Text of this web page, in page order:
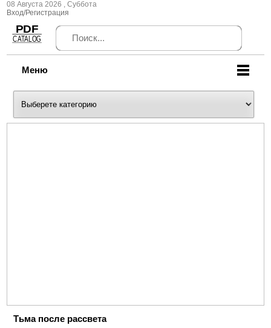
08 Августа 2026 , Суббота
Вход/Регистрация
Меню
Тьма после рассвета